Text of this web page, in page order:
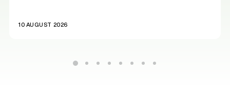
10 AUGUST 2026